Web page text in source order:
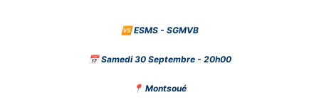
🆚 ESMS - SGMVB
📅 Samedi 30 Septembre - 20h00
📍 Montsoué